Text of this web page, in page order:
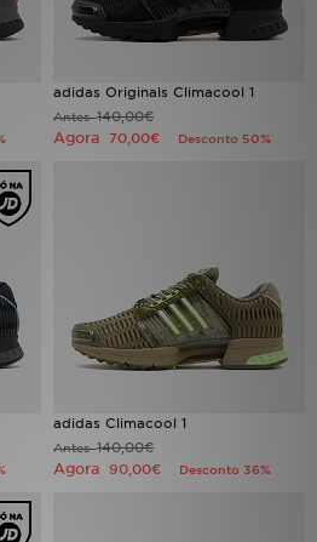
adidas Originals Climacool 1
Antes140,00€
Agora 70,00€ Desconto 50%
adidas Climacool 1
Antes140,00€
Agora 90,00€ Desconto 36%